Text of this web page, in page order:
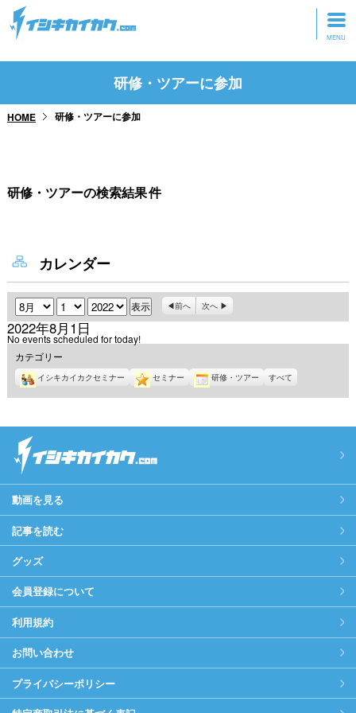
トップページ
研修・ツアーに参加
研修・ツアーに参加
HOME 研修・ツアーに参加
研修・ツアーの検索結果件
カレンダー
月 日 年 前へ 次へ
2022年8月1日
No events scheduled for today!
カテゴリー
イシキカイカクセミナー セミナー 研修・ツアー すべて
動画を見る
記事を読む
グッズ
会員登録について
利用規約
お問い合わせ
プライバシーポリシー